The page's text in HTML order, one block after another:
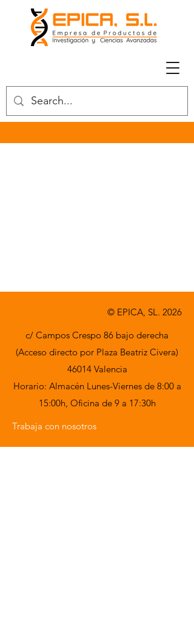
© EPICA, SL. 2026
c/ Campos Crespo 86 bajo derecha
(Acceso directo por Plaza Beatriz Civera)
46014 Valencia
Horario: Almacén Lunes-Viernes de 8:00 a
15:00h, Oficina de 9 a 17:30h
Trabaja con nosotros